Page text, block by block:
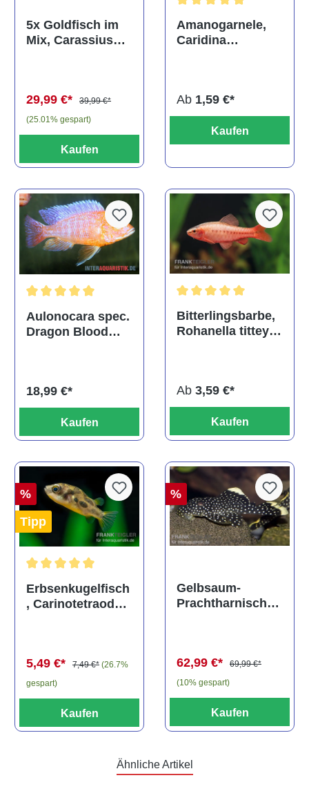
5x Goldfisch im
Mix, Carassius
29,99 €*
39,99 €*
(25.01% gespart)
Kaufen
Amanogarnele,
Caridina
Ab 1,59 €*
Kaufen
Durchschnittliche Bewertung von 5 von 5 Sternen
Aulonocara spec.
Dragon Blood
18,99 €*
Kaufen
Bitterlingsbarbe,
Rohanella titteya,
Ab 3,59 €*
Kaufen
%
Tipp
Durchschnittliche Bewertung von 5 von 5 Sternen
Erbsenkugelfisch
, Carinotetraodon
5,49 €* 7,49 €* (26.7%
gespart)
Kaufen
%
Gelbsaum-
Prachtharnischw
62,99 €*
69,99 €*
(10% gespart)
Kaufen
Ähnliche Artikel